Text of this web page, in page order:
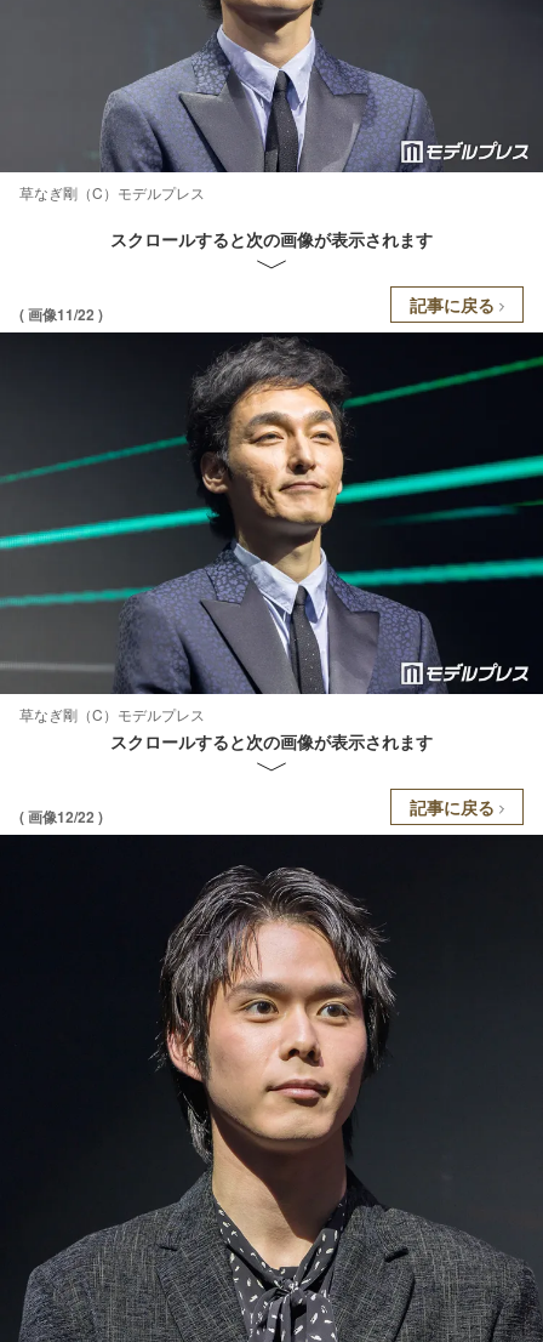
草なぎ剛（C）モデルプレス
スクロールすると次の画像が表示されます
( 画像11/22 ) 記事に戻る
草なぎ剛（C）モデルプレス
スクロールすると次の画像が表示されます
( 画像12/22 ) 記事に戻る